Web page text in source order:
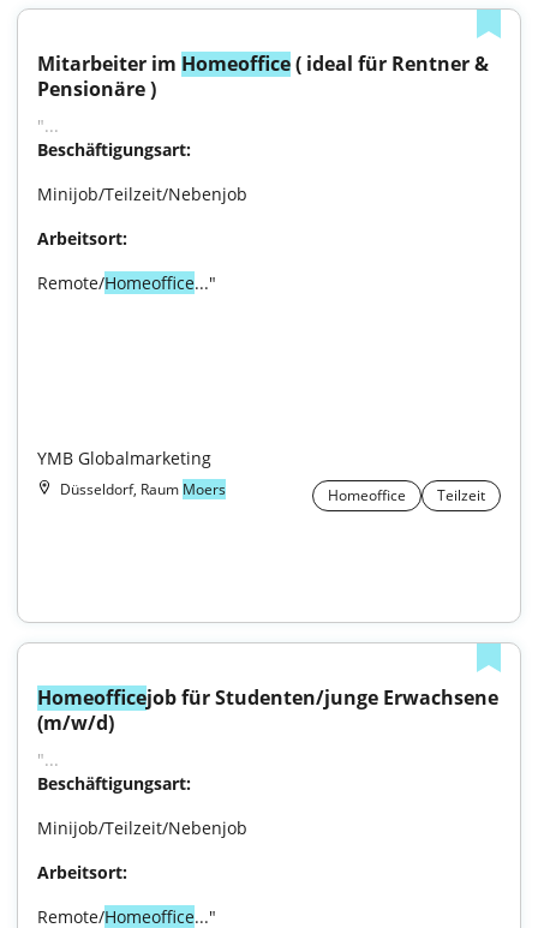
Mitarbeiter im Homeoffice ( ideal für Rentner &
Pensionäre )
"...
Beschäftigungsart:
Minijob/Teilzeit/Nebenjob
Arbeitsort:
Remote/Homeoffice..."
YMB Globalmarketing
Düsseldorf, Raum Moers Homeoffice Teilzeit
Homeofficejob für Studenten/junge Erwachsene
(m/w/d)
"...
Beschäftigungsart:
Minijob/Teilzeit/Nebenjob
Arbeitsort:
Remote/Homeoffice..."